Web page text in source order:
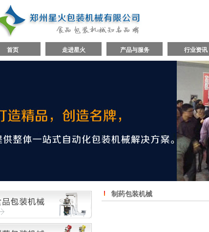
首页 走进星火 产品与服务 行业资讯
制药包装机械